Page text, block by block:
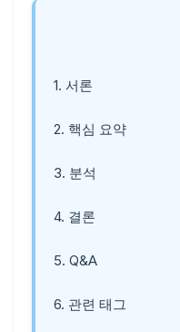
1. 서론
2. 핵심 요약
3. 분석
4. 결론
5. Q&A
6. 관련 태그